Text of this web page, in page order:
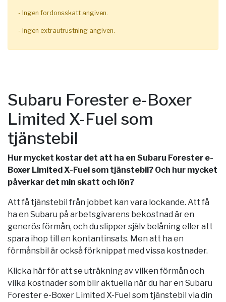
- Ingen fordonsskatt angiven.
- Ingen extrautrustning angiven.
Subaru Forester e-Boxer
Limited X-Fuel som
tjänstebil
Hur mycket kostar det att ha en Subaru Forester e-
Boxer Limited X-Fuel som tjänstebil? Och hur mycket
påverkar det min skatt och lön?
Att få tjänstebil från jobbet kan vara lockande. Att få
ha en Subaru på arbetsgivarens bekostnad är en
generös förmån, och du slipper själv belåning eller att
spara ihop till en kontantinsats. Men att ha en
förmånsbil är också förknippat med vissa kostnader.
Klicka här för att se uträkning av vilken förmån och
vilka kostnader som blir aktuella när du har en Subaru
Forester e-Boxer Limited X-Fuel som tjänstebil via din